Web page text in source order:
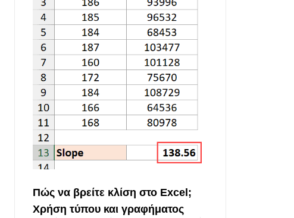
Πώς να βρείτε κλίση στο Excel;
Χρήση τύπου και γραφήματος